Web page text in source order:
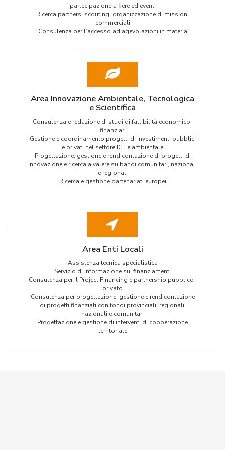
partecipazione a fiere ed eventi
Ricerca partners, scouting, organizzazione di missioni
commerciali
Consulenza per l’accesso ad agevolazioni in materia
Area Innovazione Ambientale, Tecnologica
e Scientifica
Consulenza e redazione di studi di fattibilità economico-
finanziari
Gestione e coordinamento progetti di investimenti pubblici
e privati nel settore ICT e ambientale
Progettazione, gestione e rendicontazione di progetti di
innovazione e ricerca a valere su bandi comunitari, nazionali
e regionali
Ricerca e gestione partenariati europei
Area Enti Locali
Assistenza tecnica specialistica
Servizio di informazione sui finanziamenti
Consulenza per il Project Financing e partnership pubblico-
privato
Consulenza per progettazione, gestione e rendicontazione
di progetti finanziati con fondi provinciali, regionali,
nazionali e comunitari
Progettazione e gestione di interventi di cooperazione
territoriale